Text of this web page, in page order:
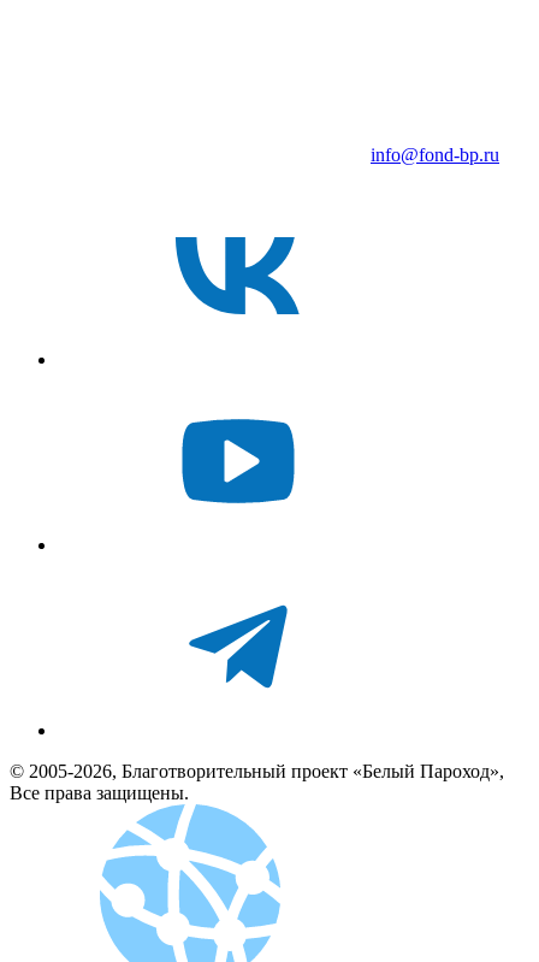
info@fond-bp.ru
© 2005-2026, Благотворительный проект «Белый Пароход»,
Все права защищены.